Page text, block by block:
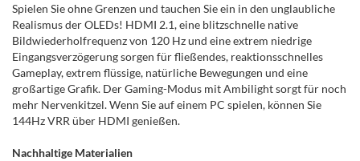
Spielen Sie ohne Grenzen und tauchen Sie ein in den unglaubliche
Realismus der OLEDs! HDMI 2.1, eine blitzschnelle native
Bildwiederholfrequenz von 120 Hz und eine extrem niedrige
Eingangsverzögerung sorgen für fließendes, reaktionsschnelles
Gameplay, extrem flüssige, natürliche Bewegungen und eine
großartige Grafik. Der Gaming-Modus mit Ambilight sorgt für noch
mehr Nervenkitzel. Wenn Sie auf einem PC spielen, können Sie
144Hz VRR über HDMI genießen.
Nachhaltige Materialien